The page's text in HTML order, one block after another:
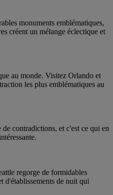
monuments emblématiques,
créent un mélange éclectique et
au monde. Visitez Orlando et
les plus emblématiques au
contradictions, et c'est ce qui en
regorge de formidables
d'établissements de nuit qui